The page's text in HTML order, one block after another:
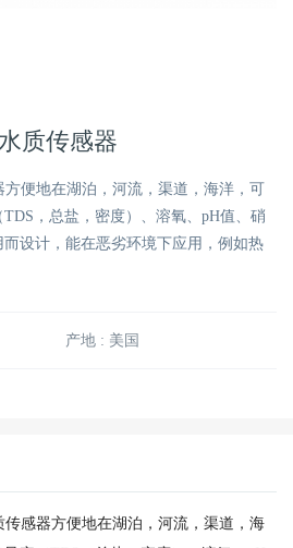
质传感器
方便地在湖泊，河流，渠道，海洋，可
，总盐，密度）、溶氧、pH值、硝
设计，能在恶劣环境下应用，例如热
产地 : 美国
传感器方便地在湖泊，河流，渠道，海